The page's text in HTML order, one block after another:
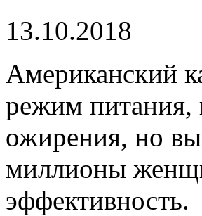
13.10.2018
Американский
режим питания,
ожирения, но
миллионы
эффективность.